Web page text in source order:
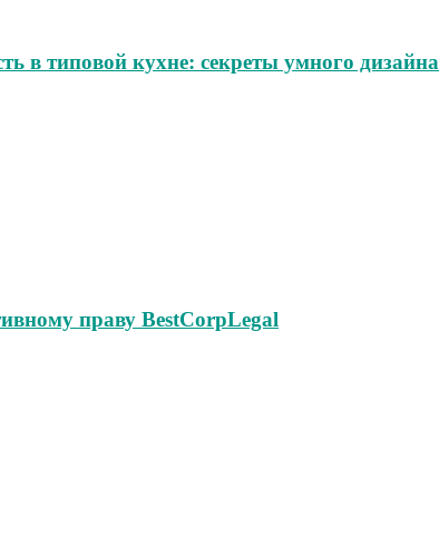
в типовой кухне: секреты умного дизайна
праву BestCorpLegal